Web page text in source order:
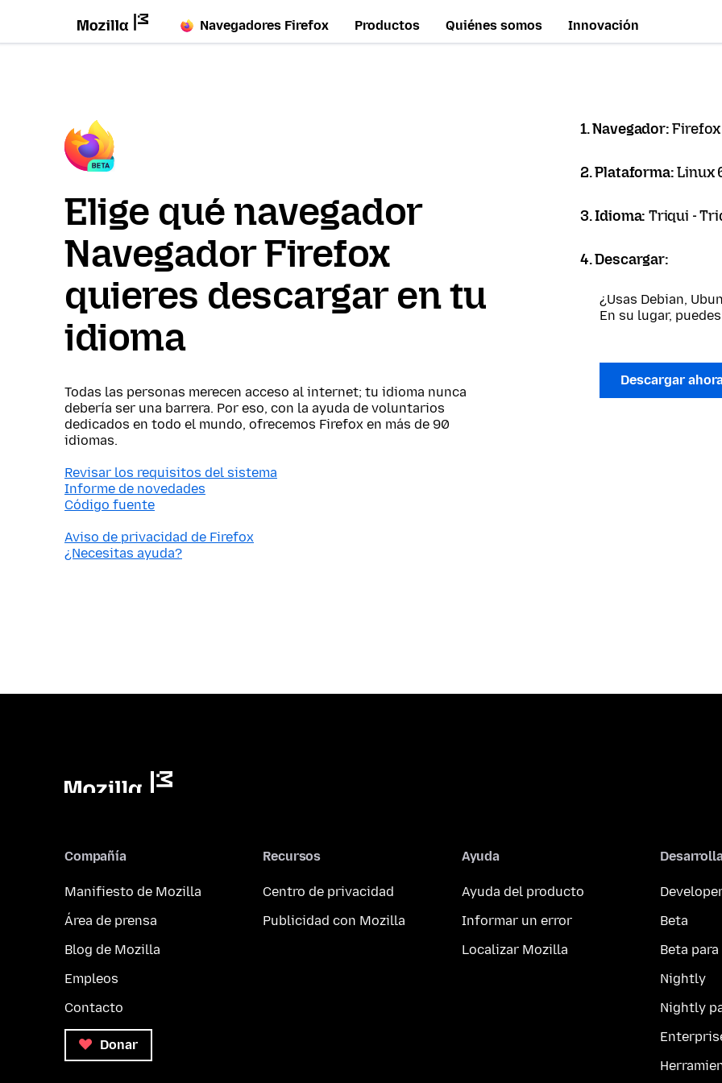
Navegadores Firefox Productos Quiénes somos Innovación
Elige qué navegador
Navegador Firefox
quieres descargar en tu
idioma
Todas las personas merecen acceso al internet; tu idioma nunca
debería ser una barrera. Por eso, con la ayuda de voluntarios
dedicados en todo el mundo, ofrecemos Firefox en más de 90
idiomas.
Revisar los requisitos del sistema
Informe de novedades
Código fuente
Aviso de privacidad de Firefox
¿Necesitas ayuda?
1. Navegador:
2. Plataforma:Linux
3. Idioma:Triqui -
4. Descargar:
¿Usas Debian,
En su lugar,
Descargar
Compañía
Manifiesto de Mozilla
Área de prensa
Blog de Mozilla
Empleos
Contacto
Donar
Recursos
Centro de privacidad
Publicidad con Mozilla
Ayuda
Ayuda del producto
Informar un error
Localizar Mozilla
Beta
Beta
Nightly
Nightly